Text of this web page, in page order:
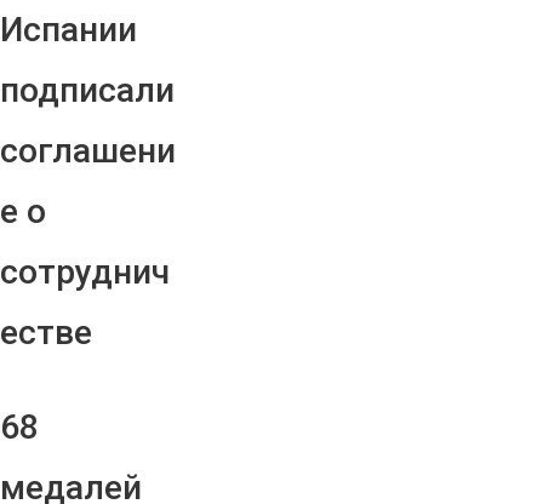
Испании
подписали
соглашени
е о
сотруднич
естве
68
медалей